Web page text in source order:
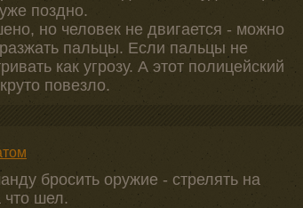
поздно.
но человек не двигается - можно
пальцы. Если пальцы не
как угрозу. А этот полицейский
повезло.
бросить оружие - стрелять на
что шел.